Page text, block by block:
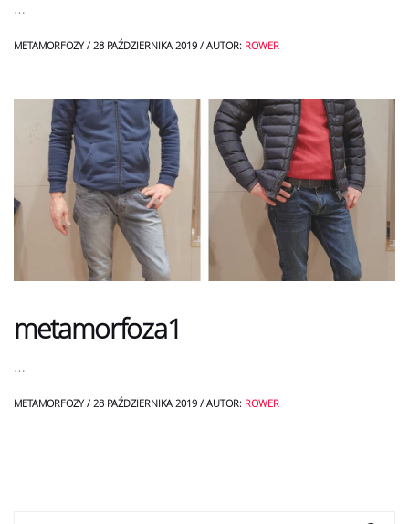
…
METAMORFOZY/ 28 PAŹDZIERNIKA 2019 / AUTOR: ROWER
metamorfoza1
…
METAMORFOZY/ 28 PAŹDZIERNIKA 2019 / AUTOR: ROWER